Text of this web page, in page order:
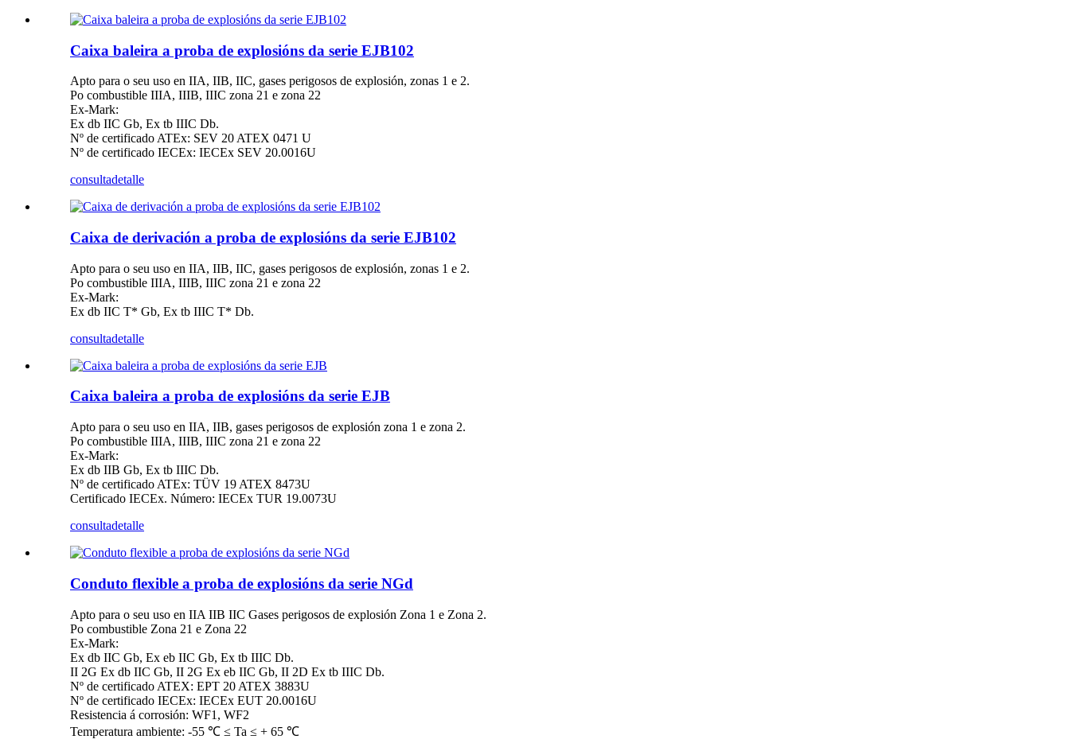
Caixa baleira a proba de explosións da serie EJB102
Apto para o seu uso en IIA, IIB, IIC, gases perigosos de explosión, zonas 1 e 2.
Po combustible IIIA, IIIB, IIIC zona 21 e zona 22
Ex-Mark:
Ex db IIC Gb, Ex tb IIIC Db.
Nº de certificado ATEx: SEV 20 ATEX 0471 U
Nº de certificado IECEx: IECEx SEV 20.0016U
consultadetalle
Caixa de derivación a proba de explosións da serie EJB102
Apto para o seu uso en IIA, IIB, IIC, gases perigosos de explosión, zonas 1 e 2.
Po combustible IIIA, IIIB, IIIC zona 21 e zona 22
Ex-Mark:
Ex db IIC T* Gb, Ex tb IIIC T* Db.
consultadetalle
Caixa baleira a proba de explosións da serie EJB
Apto para o seu uso en IIA, IIB, gases perigosos de explosión zona 1 e zona 2.
Po combustible IIIA, IIIB, IIIC zona 21 e zona 22
Ex-Mark:
Ex db IIB Gb, Ex tb IIIC Db.
Nº de certificado ATEx: TÜV 19 ATEX 8473U
Certificado IECEx. Número: IECEx TUR 19.0073U
consultadetalle
Conduto flexible a proba de explosións da serie NGd
Apto para o seu uso en IIA IIB IIC Gases perigosos de explosión Zona 1 e Zona 2.
Po combustible Zona 21 e Zona 22
Ex-Mark:
Ex db IIC Gb, Ex eb IIC Gb, Ex tb IIIC Db.
II 2G Ex db IIC Gb, II 2G Ex eb IIC Gb, II 2D Ex tb IIIC Db.
Nº de certificado ATEX: EPT 20 ATEX 3883U
Nº de certificado IECEx: IECEx EUT 20.0016U
Resistencia á corrosión: WF1, WF2
Temperatura ambiente: -55 ℃ ≤ Ta ≤ + 65 ℃